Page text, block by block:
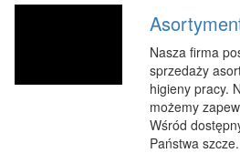
Nasza firma
sprzedaży
higieny pracy.
możemy
Wśród
Państwa